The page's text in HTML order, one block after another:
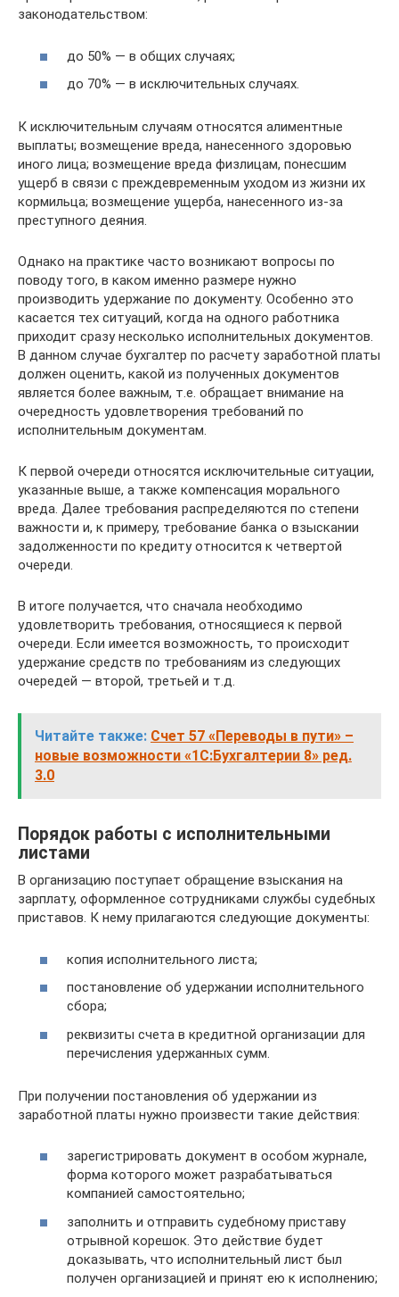
законодательством:
до 50% — в общих случаях;
до 70% — в исключительных случаях.
К исключительным случаям относятся алиментные
выплаты; возмещение вреда, нанесенного здоровью
иного лица; возмещение вреда физлицам, понесшим
ущерб в связи с преждевременным уходом из жизни их
кормильца; возмещение ущерба, нанесенного из-за
преступного деяния.
Однако на практике часто возникают вопросы по
поводу того, в каком именно размере нужно
производить удержание по документу. Особенно это
касается тех ситуаций, когда на одного работника
приходит сразу несколько исполнительных документов.
В данном случае бухгалтер по расчету заработной платы
должен оценить, какой из полученных документов
является более важным, т.е. обращает внимание на
очередность удовлетворения требований по
исполнительным документам.
К первой очереди относятся исключительные ситуации,
указанные выше, а также компенсация морального
вреда. Далее требования распределяются по степени
важности и, к примеру, требование банка о взыскании
задолженности по кредиту относится к четвертой
очереди.
В итоге получается, что сначала необходимо
удовлетворить требования, относящиеся к первой
очереди. Если имеется возможность, то происходит
удержание средств по требованиям из следующих
очередей — второй, третьей и т.д.
Читайте также: Счет 57 «Переводы в пути» –
новые возможности «1С:Бухгалтерии 8» ред.
3.0
Порядок работы с исполнительными
листами
В организацию поступает обращение взыскания на
зарплату, оформленное сотрудниками службы судебных
приставов. К нему прилагаются следующие документы:
копия исполнительного листа;
постановление об удержании исполнительного
сбора;
реквизиты счета в кредитной организации для
перечисления удержанных сумм.
При получении постановления об удержании из
заработной платы нужно произвести такие действия:
зарегистрировать документ в особом журнале,
форма которого может разрабатываться
компанией самостоятельно;
заполнить и отправить судебному приставу
отрывной корешок. Это действие будет
доказывать, что исполнительный лист был
получен организацией и принят ею к исполнению;